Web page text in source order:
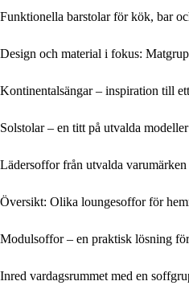
Funktionella barstolar för kök, bar
Design och material i fokus:
Kontinentalsängar – inspiration till
Solstolar – en titt på utvalda
Lädersoffor från utvalda
Översikt: Olika loungesoffor för
Modulsoffor – en praktisk lösning
Inred vardagsrummet med en